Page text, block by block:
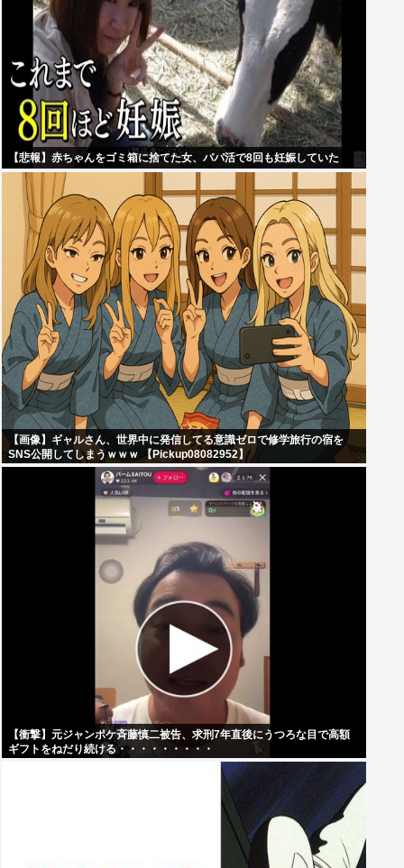
【悲報】赤ちゃんをゴミ箱に捨てた女、パパ活で8回も妊娠していた
【画像】ギャルさん、世界中に発信してる意識ゼロで修学旅行の宿を
SNS公開してしまうｗｗｗ 【Pickup08082952】
【衝撃】元ジャンポケ斉藤慎二被告、求刑7年直後にうつろな目で高額
ギフトをねだり続ける・・・・・・・・・